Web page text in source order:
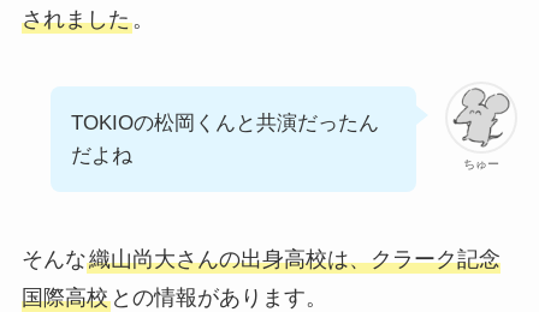
されました。
ちゅー
TOKIOの松岡くんと共演だったん
だよね
そんな織山尚大さんの出身高校は、クラーク記念
国際高校との情報があります。